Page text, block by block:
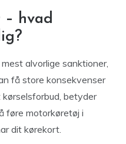
– hvad
alvorlige sanktioner,
få store konsekvenser
betyder
føre motorkøretøj i
dit kørekort.